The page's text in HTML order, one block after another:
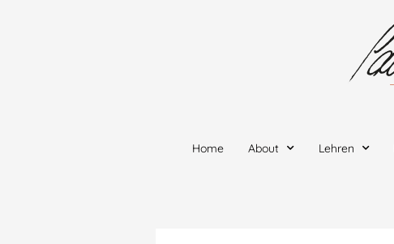
Home About Lehren